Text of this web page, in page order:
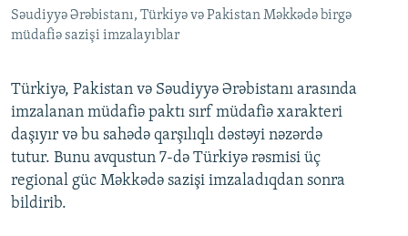
Səudiyyə Ərəbistanı, Türkiyə və Pakistan Məkkədə birgə
müdafiə sazişi imzalayıblar
Türkiyə, Pakistan və Səudiyyə Ərəbistanı arasında
imzalanan müdafiə paktı sırf müdafiə xarakteri
daşıyır və bu sahədə qarşılıqlı dəstəyi nəzərdə
tutur. Bunu avqustun 7-də Türkiyə rəsmisi üç
regional güc Məkkədə sazişi imzaladıqdan sonra
bildirib.